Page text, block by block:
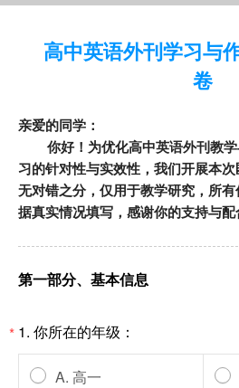
高中英语外刊学习与
卷
亲爱的同学：
你好！为优化高中英语外刊教学
习的针对性与实效性，我们开展本
无对错之分，仅用于教学研究，所
据真实情况填写，感谢你的支持与配
第一部分、基本信息
* 1. 你所在的年级：
A. 高一